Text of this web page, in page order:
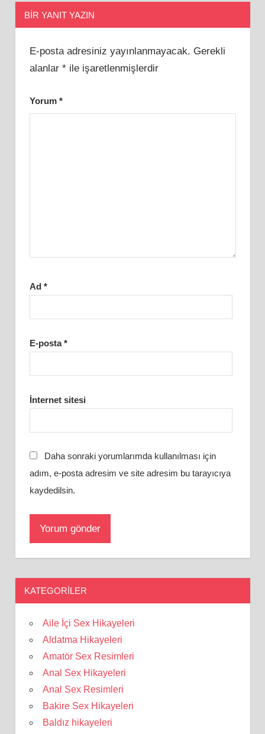
BIR YANIT YAZIN
E-posta adresiniz yayınlanmayacak. Gerekli
alanlar *ile işaretlenmişlerdir
Yorum *
Ad *
E-posta*
İnternet sitesi
Daha sonraki yorumlarımda kullanılması için
adım, e-posta adresim ve site adresim bu tarayıcıya
kaydedilsin.
KATEGORILER
Aile İçi Sex Hikayeleri
Aldatma Hikayeleri
Amatör Sex Resimleri
Anal Sex Hikayeleri
Anal Sex Resimleri
Bakire Sex Hikayeleri
Baldız hikayeleri